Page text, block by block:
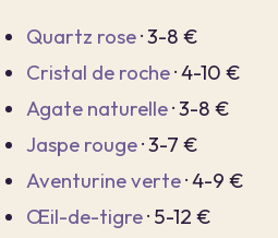
Quartz rose· 3-8 €
Cristal de roche· 4-10 €
Agate naturelle· 3-8 €
Jaspe rouge· 3-7 €
Aventurine verte· 4-9 €
Œil-de-tigre· 5-12 €